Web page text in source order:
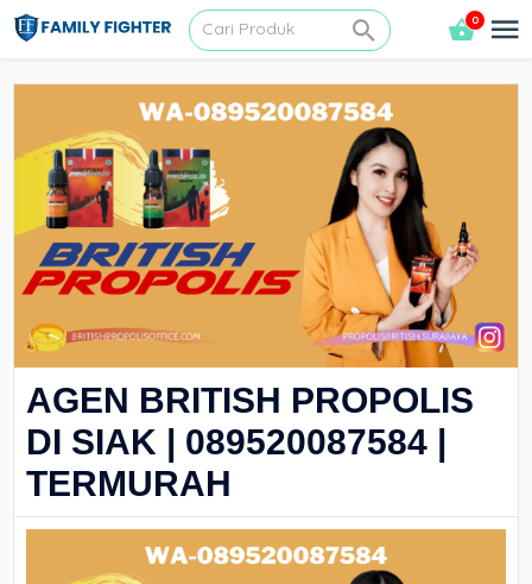
0
AGEN BRITISH PROPOLIS
DI SIAK | 089520087584 |
TERMURAH